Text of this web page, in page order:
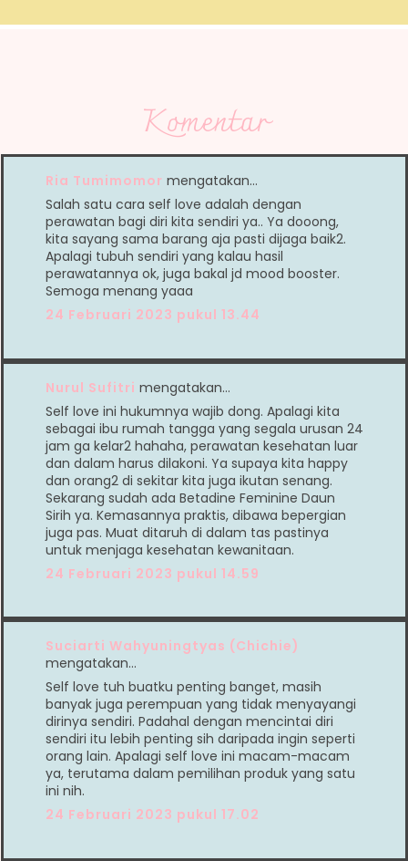
Komentar
Ria Tumimomor mengatakan…
Salah satu cara self love adalah dengan
perawatan bagi diri kita sendiri ya.. Ya dooong,
kita sayang sama barang aja pasti dijaga baik2.
Apalagi tubuh sendiri yang kalau hasil
perawatannya ok, juga bakal jd mood booster.
Semoga menang yaaa
24 Februari 2023 pukul 13.44
Nurul Sufitri mengatakan…
Self love ini hukumnya wajib dong. Apalagi kita
sebagai ibu rumah tangga yang segala urusan 24
jam ga kelar2 hahaha, perawatan kesehatan luar
dan dalam harus dilakoni. Ya supaya kita happy
dan orang2 di sekitar kita juga ikutan senang.
Sekarang sudah ada Betadine Feminine Daun
Sirih ya. Kemasannya praktis, dibawa bepergian
juga pas. Muat ditaruh di dalam tas pastinya
untuk menjaga kesehatan kewanitaan.
24 Februari 2023 pukul 14.59
Suciarti Wahyuningtyas (Chichie)
mengatakan…
Self love tuh buatku penting banget, masih
banyak juga perempuan yang tidak menyayangi
dirinya sendiri. Padahal dengan mencintai diri
sendiri itu lebih penting sih daripada ingin seperti
orang lain. Apalagi self love ini macam-macam
ya, terutama dalam pemilihan produk yang satu
ini nih.
24 Februari 2023 pukul 17.02